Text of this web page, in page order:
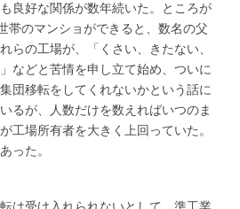
良好な関係が数年続いた。ところが
帯のマンショができると、数名の父
らの工場が、「くさい、きたない、
などと苦情を申し立て始め、ついに
団移転をしてくれないかという話に
るが、人数だけを数えればいつのま
工場所有者を大きく上回っていた。
った。